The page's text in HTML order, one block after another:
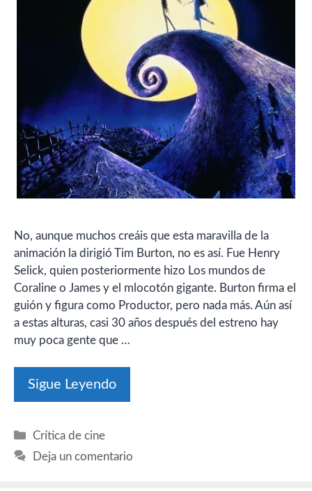
No, aunque muchos creáis que esta maravilla de la
animación la dirigió Tim Burton, no es así. Fue Henry
Selick, quien posteriormente hizo Los mundos de
Coraline o James y el mlocotón gigante. Burton firma el
guión y figura como Productor, pero nada más. Aún así
a estas alturas, casi 30 años después del estreno hay
muy poca gente que …
Sigue Leyendo
Categorías
Crítica de cine
Deja un comentario